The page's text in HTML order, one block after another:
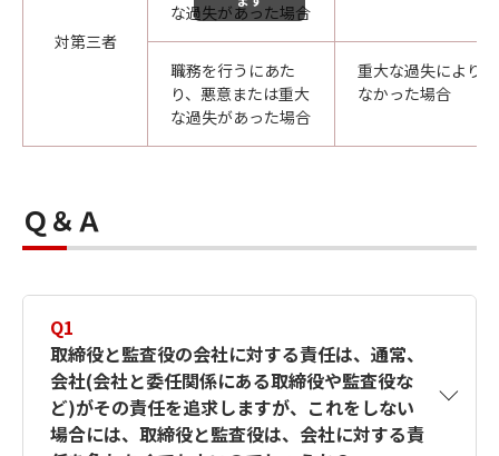
対第三者
な過失があった場合
職務を行うにあた
り、悪意または重大
な過失があった場合
重大な過失により
なかった場合
Ｑ＆Ａ
Q1
取締役と監査役の会社に対する責任は、通常、
会社(会社と委任関係にある取締役や監査役な
ど)がその責任を追求しますが、これをしない
場合には、取締役と監査役は、会社に対する責